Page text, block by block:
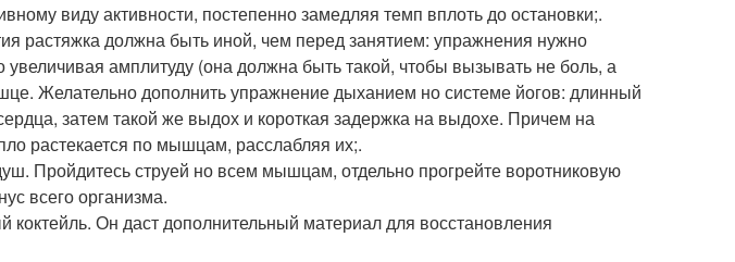
виду активности, постепенно замедляя темп вплоть до остановки;.
растяжка должна быть иной, чем перед занятием: упражнения нужно
амплитуду (она должна быть такой, чтобы вызывать не боль, а
Желательно дополнить упражнение дыханием но системе йогов: длинный
затем такой же выдох и короткая задержка на выдохе. Причем на
растекается по мышцам, расслабляя их;.
Пройдитесь струей но всем мышцам, отдельно прогрейте воротниковую
всего организма.
Он даст дополнительный материал для восстановления